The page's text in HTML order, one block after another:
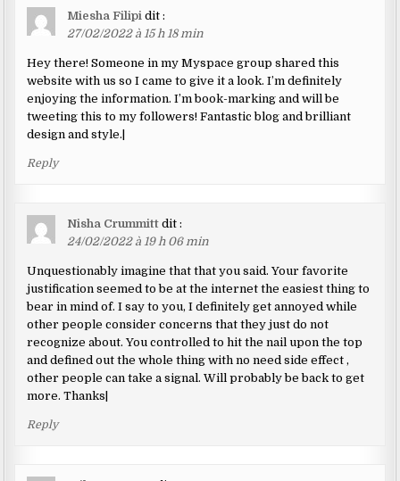
Miesha Filipi dit :
27/02/2022 à 15 h 18 min
Hey there! Someone in my Myspace group shared this
website with us so I came to give it a look. I’m definitely
enjoying the information. I’m book-marking and will be
tweeting this to my followers! Fantastic blog and brilliant
design and style.|
Reply
Nisha Crummitt dit :
24/02/2022 à 19 h 06 min
Unquestionably imagine that that you said. Your favorite
justification seemed to be at the internet the easiest thing to
bear in mind of. I say to you, I definitely get annoyed while
other people consider concerns that they just do not
recognize about. You controlled to hit the nail upon the top
and defined out the whole thing with no need side effect ,
other people can take a signal. Will probably be back to get
more. Thanks|
Reply